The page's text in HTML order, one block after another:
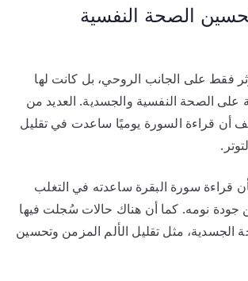
الصحة النفسية
فقط على الجانب الروحي، بل كانت لها
على الصحة النفسية والجسدية. العديد من
أن قراءة السورة يوميًا ساعدت في تقليل
قراءة سورة البقرة ساعدته في التغلب
جودة نومه. كما أن هناك حالات سُجلت فيها
مثل تقليل الألم المزمن وتحسين